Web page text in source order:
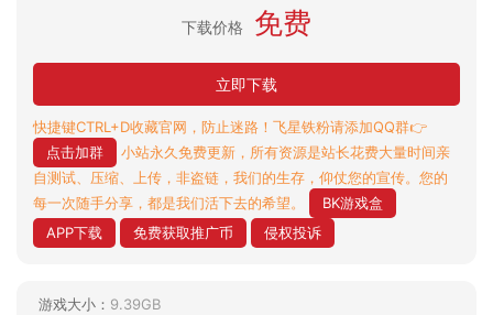
下载价格 免费
立即下载
快捷键CTRL+D收藏官网，防止迷路！飞星铁粉请添加QQ群👉
点击加群
小站永久免费更新，所有资源是站长花费大量时间亲
自测试、压缩、上传，非盗链，我们的生存，仰仗您的宣传。您的
每一次随手分享，都是我们活下去的希望。
BK游戏盒
APP下载
免费获取推广币 侵权投诉
游戏大小： 9.39GB